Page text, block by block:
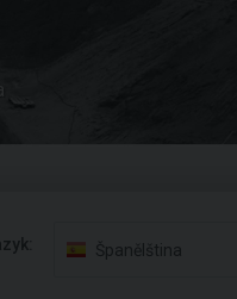
Španělština